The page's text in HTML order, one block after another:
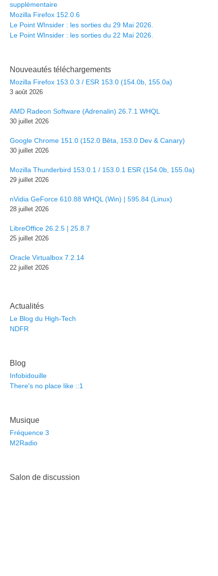
supplémentaire
Mozilla Firefox 152.0.6
Le Point WInsider : les sorties du 29 Mai 2026.
Le Point WInsider : les sorties du 22 Mai 2026.
Nouveautés téléchargements
Mozilla Firefox 153.0.3 / ESR 153.0 (154.0b, 155.0a)
3 août 2026
AMD Radeon Software (Adrenalin) 26.7.1 WHQL
30 juillet 2026
Google Chrome 151.0 (152.0 Bêta, 153.0 Dev & Canary)
30 juillet 2026
Mozilla Thunderbird 153.0.1 / 153.0.1 ESR (154.0b, 155.0a)
29 juillet 2026
nVidia GeForce 610.88 WHQL (Win) | 595.84 (Linux)
28 juillet 2026
LibreOffice 26.2.5 | 25.8.7
25 juillet 2026
Oracle Virtualbox 7.2.14
22 juillet 2026
Actualités
Le Blog du High-Tech
NDFR
Blog
Infobidouille
There's no place like ::1
Musique
Fréquence 3
M2Radio
Salon de discussion